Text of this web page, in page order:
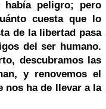
había peligro; pero
cuesta que lo
de la libertad pasa
del ser humano.
descubramos las
y renovemos el
nos ha de llevar a la